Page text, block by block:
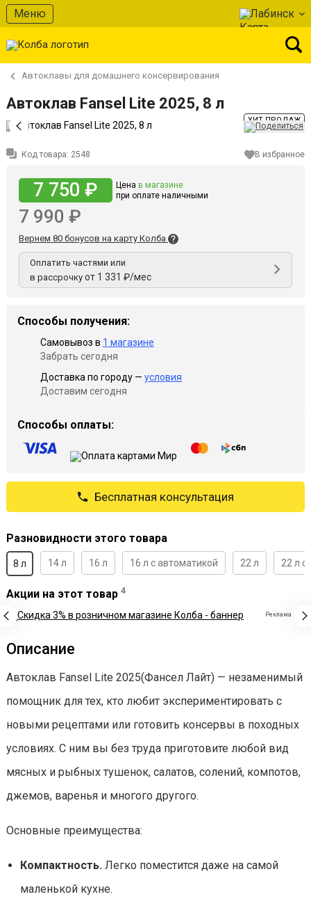
Меню Лабинск
Автоклавы для домашнего консервирования
Автоклав Fansel Lite 2025, 8 л
ХИТ ПРОДАЖ
Код товара: 2548 В избранное
7 750 ₽ Цена в магазине
при оплате наличными
7 990 ₽
Вернем 80 бонусов на карту Колба
Оплатить частями или
в рассрочку от 1 331 ₽/мес
Способы получения:
Самовывоз в 1 магазине
Забрать сегодня
Доставка по городу — условия
Доставим сегодня
Способы оплаты:
Бесплатная консультация
Разновидности этого товара
8 л 14 л 16 л 16 л c автоматикой 22 л 22 л c
Акции на этот товар 4
Реклама
Описание
Автоклав Fansel Lite 2025(Фансел Лайт) — незаменимый
помощник для тех, кто любит экспериментировать с
новыми рецептами или готовить консервы в походных
условиях. С ним вы без труда приготовите любой вид
мясных и рыбных тушенок, салатов, солений, компотов,
джемов, варенья и многого другого.
Основные преимущества:
Компактность. Легко поместится даже на самой
маленькой кухне.